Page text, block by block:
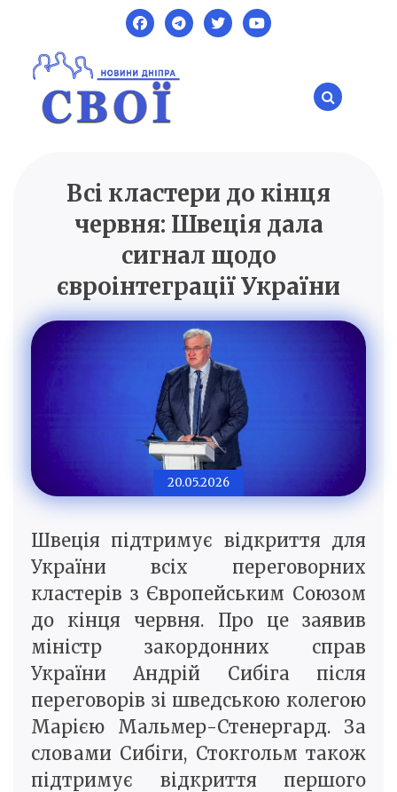
content
SVOI.DP.UA
Новини Дніпра
Всі кластери до кінця
червня: Швеція дала
сигнал щодо
євроінтеграції України
20.05.2026
Швеція підтримує відкриття для
України всіх переговорних
кластерів з Європейським Союзом
до кінця червня. Про це заявив
міністр закордонних справ
України Андрій Сибіга після
переговорів зі шведською колегою
Марією Мальмер-Стенергард. За
словами Сибіги, Стокгольм також
підтримує відкриття першого